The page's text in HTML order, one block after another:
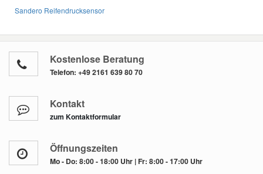
Sandero Reifendrucksensor
Kostenlose Beratung
Telefon: +49 2161 639 80 70
Kontakt
zum Kontaktformular
Öffnungszeiten
Mo - Do: 8:00 - 18:00 Uhr | Fr: 8:00 - 17:00 Uhr